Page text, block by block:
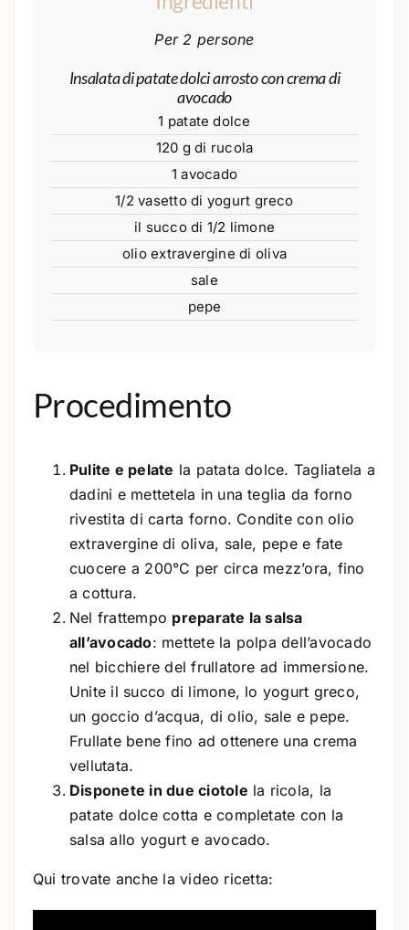
Per 2 persone
Insalata di patate dolci arrosto con crema di
avocado
1 patate dolce
120 g di rucola
1 avocado
1/2 vasetto di yogurt greco
il succo di 1/2 limone
olio extravergine di oliva
sale
pepe
Procedimento
Pulite e pelate la patata dolce. Tagliatela a
dadini e mettetela in una teglia da forno
rivestita di carta forno. Condite con olio
extravergine di oliva, sale, pepe e fate
cuocere a 200°C per circa mezz’ora, fino
a cottura.
Nel frattempo preparate la salsa
all’avocado: mettete la polpa dell’avocado
nel bicchiere del frullatore ad immersione.
Unite il succo di limone, lo yogurt greco,
un goccio d’acqua, di olio, sale e pepe.
Frullate bene fino ad ottenere una crema
vellutata.
Disponete in due ciotole la ricola, la
patate dolce cotta e completate con la
salsa allo yogurt e avocado.
Qui trovate anche la video ricetta: